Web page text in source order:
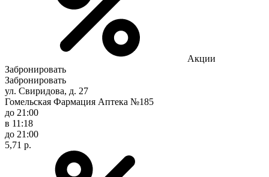
Акции
Забронировать
Забронировать
ул. Свиридова, д. 27
Гомельская Фармация Аптека №185
до 21:00
в 11:18
до 21:00
5,71 р.